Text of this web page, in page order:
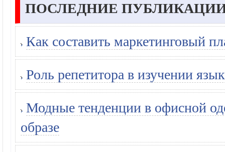
ПОСЛЕДНИЕ
Как составить маркетинговый
Роль репетитора в изучении
Модные тенденции в офисной
образе